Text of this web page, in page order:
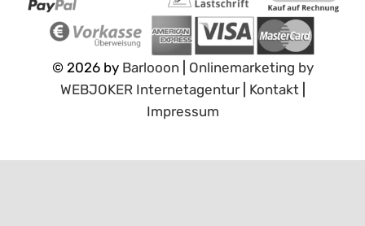
© 2026 by Barlooon| Onlinemarketing by
e
J I
R t
e n
t a
O r
K
W n
B r
e
g
n
E E u
t | Kontakt
Impressum